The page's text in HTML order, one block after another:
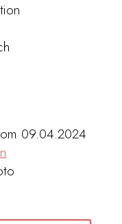
09.04.2024